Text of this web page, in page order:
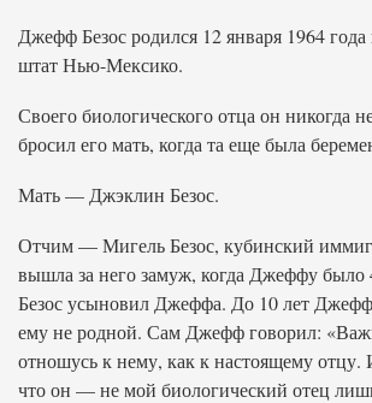
Джефф Безос родился 12 января 1964 года
штат Нью-Мексико.
Своего биологического отца он никогда
бросил его мать, когда та еще была
Мать — Джэклин Безос.
Отчим — Мигель Безос, кубинский
вышла за него замуж, когда Джеффу было
Безос усыновил Джеффа. До 10 лет Джефф
ему не родной. Сам Джефф говорил:
отношусь к нему, как к настоящему
что он — не мой биологический отец